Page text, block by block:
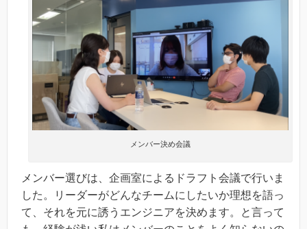
メンバー決め会議
メンバー選びは、企画室によるドラフト会議で行いま
した。リーダーがどんなチームにしたいか理想を語っ
て、それを元に誘うエンジニアを決めます。と言って